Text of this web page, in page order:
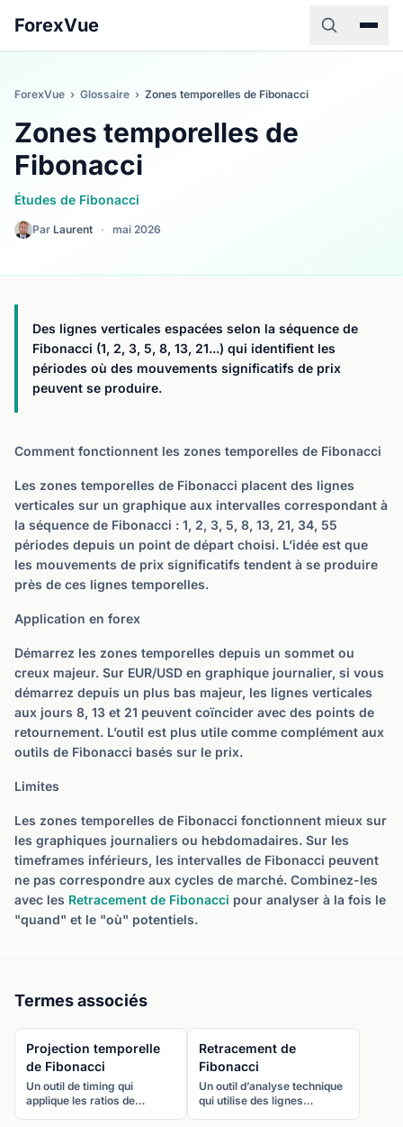
ForexVue
ForexVue › Glossaire › Zones temporelles de Fibonacci
Zones temporelles de
Fibonacci
Études de Fibonacci
Par Laurent · mai 2026
Des lignes verticales espacées selon la séquence de
Fibonacci (1, 2, 3, 5, 8, 13, 21...) qui identifient les
périodes où des mouvements significatifs de prix
peuvent se produire.
Comment fonctionnent les zones temporelles de Fibonacci
Les zones temporelles de Fibonacci placent des lignes
verticales sur un graphique aux intervalles correspondant à
la séquence de Fibonacci : 1, 2, 3, 5, 8, 13, 21, 34, 55
périodes depuis un point de départ choisi. L’idée est que
les mouvements de prix significatifs tendent à se produire
près de ces lignes temporelles.
Application en forex
Démarrez les zones temporelles depuis un sommet ou
creux majeur. Sur EUR/USD en graphique journalier, si vous
démarrez depuis un plus bas majeur, les lignes verticales
aux jours 8, 13 et 21 peuvent coïncider avec des points de
retournement. L’outil est plus utile comme complément aux
outils de Fibonacci basés sur le prix.
Limites
Les zones temporelles de Fibonacci fonctionnent mieux sur
les graphiques journaliers ou hebdomadaires. Sur les
timeframes inférieurs, les intervalles de Fibonacci peuvent
ne pas correspondre aux cycles de marché. Combinez-les
avec les Retracement de Fibonacci pour analyser à la fois le
"quand" et le "où" potentiels.
Termes associés
Projection temporelle
de Fibonacci
Un outil de timing qui
applique les ratios de
Retracement de
Fibonacci
Un outil d’analyse technique
qui utilise des lignes